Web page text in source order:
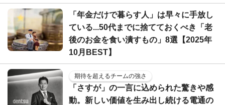
「年金だけで暮らす人」は早々に手放し
ている...50代までに捨てておくべき「老
後のお金を食い潰すもの」8選【2025年
10月BEST】
期待を超えるチームの強さ
「さすが」の一言に込められた驚きや感
動。新しい価値を生み出し続ける電通の